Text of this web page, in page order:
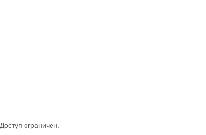
Доступ ограничен.